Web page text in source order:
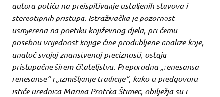
autora potiču na preispitivanje ustaljenih stavova i
stereotipnih pristupa. Istraživačka je pozornost
usmjerena na poetiku književnog djela, pri čemu
posebnu vrijednost knjige čine produbljene analize koje,
unatoč svojoj znanstvenoj preciznosti, ostaju
pristupačne širem čitateljstvu. Preporodna „renesansa
renesanse“ i „izmišljanje tradicije“, kako u predgovoru
ističe urednica Marina Protrka Štimec, obilježja su i